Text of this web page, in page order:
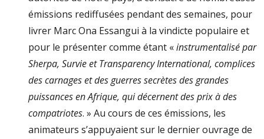
émissions rediffusées pendant des semaines, pour
livrer Marc Ona Essangui à la vindicte populaire et
pour le présenter comme étant «instrumentalisé par
Sherpa, Survie et Transparency International, complices
des carnages et des guerres secrètes des grandes
puissances en Afrique, qui décernent des prix à des
compatriotes. » Au cours de ces émissions, les
animateurs s’appuyaient sur le dernier ouvrage de